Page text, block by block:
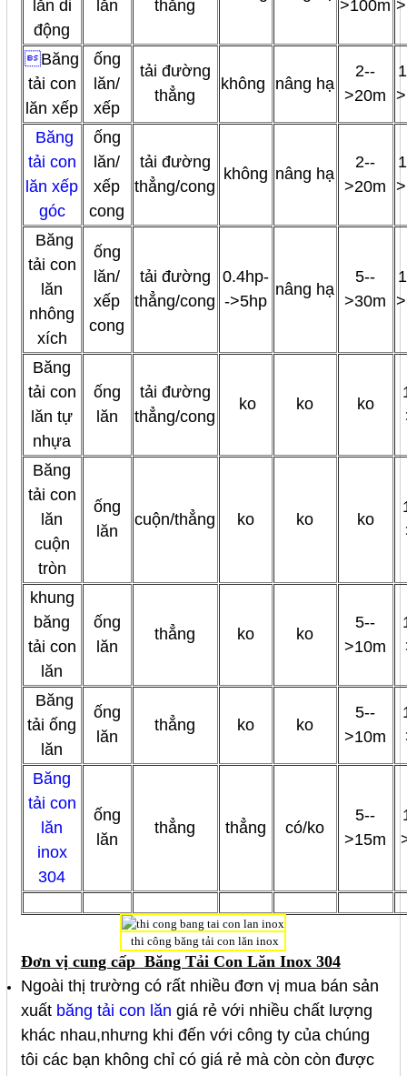
lăn di
động
lăn thẳng >100m
Băng
tải con
lăn xếp
ống
lăn/
xếp
tải đường
thẳng
không nâng hạ
2--
>20m
Băng
tải con
lăn xếp
góc
ống
lăn/
xếp
cong
tải đường
thẳng/cong
không nâng hạ
2--
>20m
Băng
tải con
lăn
nhông
xích
ống
lăn/
xếp
cong
tải đường
thẳng/cong
0.4hp-
->5hp
nâng hạ
5--
>30m
Băng
tải con
lăn tự
nhựa
ống
lăn
tải đường
thẳng/cong
ko ko ko
Băng
tải con
lăn
cuộn
tròn
ống
lăn
cuộn/thẳng ko ko ko
khung
băng
tải con
lăn
ống
lăn
thẳng ko ko
5--
>10m
Băng
tải ống
lăn
ống
lăn
thẳng ko ko
5--
>10m
Băng
tải con
lăn
inox
304
ống
lăn
thẳng thẳng có/ko
5--
>15m
thi công băng tải con lăn inox
Đơn vị cung cấp Băng Tải Con Lăn Inox 304
Ngoài thị trường có rất nhiều đơn vị mua bán sản
xuất băng tải con lăn giá rẻ với nhiều chất lượng
khác nhau,nhưng khi đến với công ty của chúng
tôi các bạn không chỉ có giá rẻ mà còn còn được